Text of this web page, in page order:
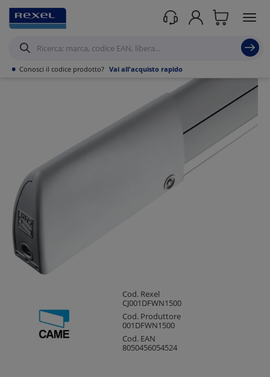
• Conosci il codice prodotto? Vai all'acquisto rapido
Prodotti /
Cod. Rexel
CJ001DFWN1500
Cod. Produttore
001DFWN1500
Cod. EAN
8050456054524